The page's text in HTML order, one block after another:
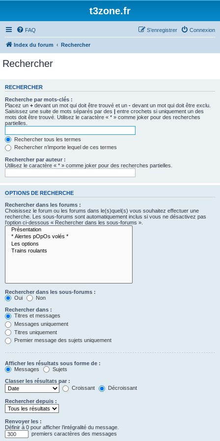
t3zone.fr
FAQ Connexion
S’enregistrer
Index du forum Rechercher
Rechercher
RECHERCHER
Recherche par mots-clés :
Placez un + devant un mot qui doit être trouvé et un - devant un mot qui doit être exclu.
Saisissez une suite de mots séparés par des | entre crochets si uniquement un des
mots doit être trouvé. Utilisez le caractère « * » comme joker pour des recherches
partielles.
Rechercher tous les termes
Rechercher n’importe lequel de ces termes
Rechercher par auteur :
Utilisez le caractère « * » comme joker pour des recherches partielles.
OPTIONS DE RECHERCHE
Rechercher dans les forums :
Choisissez le forum ou les forums dans le(s)quel(s) vous souhaitez effectuer une
recherche. Les sous-forums sont automatiquement inclus si vous ne désactivez pas
l’option ci-dessous « Rechercher dans les sous-forums ».
Rechercher dans les sous-forums :
Oui
Non
Rechercher dans :
Titres et messages
Messages uniquement
Titres uniquement
Premier message des sujets uniquement
Afficher les résultats sous forme de :
Messages
Sujets
Classer les résultats par :
Croissant
Décroissant
Rechercher depuis :
Renvoyer les :
Définir à 0 pour afficher l’intégralité du message.
premiers caractères des messages